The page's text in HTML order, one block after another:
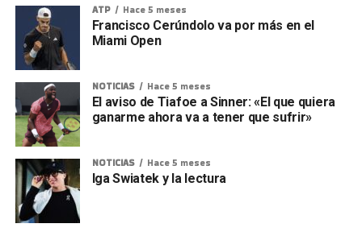
ATP Hace 5 meses
Francisco Cerúndolo va por más en el
Miami Open
NOTICIAS Hace 5 meses
El aviso de Tiafoe a Sinner: «El que quiera
ganarme ahora va a tener que sufrir»
NOTICIAS Hace 5 meses
Iga Swiatek y la lectura